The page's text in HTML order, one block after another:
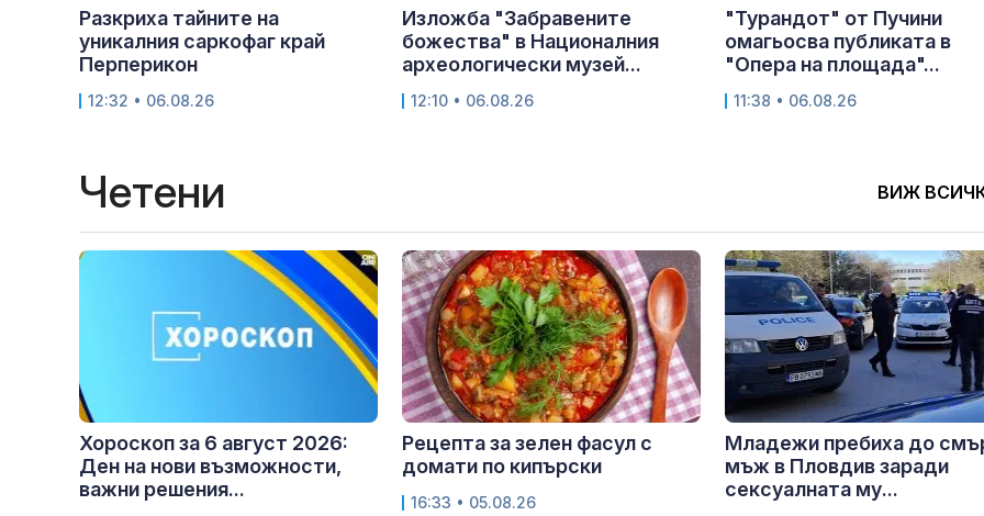
Разкриха тайните на
уникалния саркофаг край
Перперикон
12:32 • 06.08.26
Изложба "Забравените
божества" в Националния
археологически музей...
12:10 • 06.08.26
"Турандот" от Пучини
омагьосва публиката в
"Опера на площада"...
11:38 • 06.08.26
Четени ВИЖ
Хороскоп за 6 август 2026:
Ден на нови възможности,
важни решения...
Рецепта за зелен фасул с
домати по кипърски
16:33 • 05.08.26
Младежи пребиха до
мъж в Пловдив заради
сексуалната му...